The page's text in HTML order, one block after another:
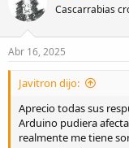
Cascarrabias
Abr 16, 2025
Javitron dijo:
Aprecio todas sus
Arduino pudiera
realmente me tiene